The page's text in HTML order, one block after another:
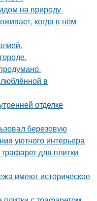
на природу.
когда в нём
в
отделке
березовую
уютного интерьера
для плитки
имеют историческое